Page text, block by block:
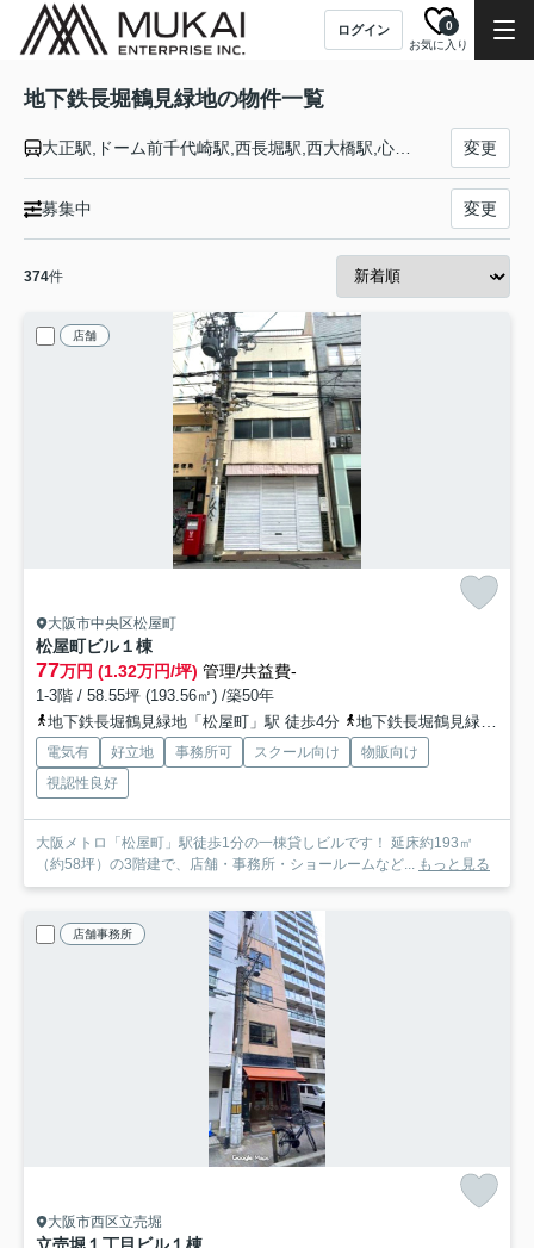
ログイン
お気に入り
0
地下鉄長堀鶴見緑地の物件一覧
変更
募集中 変更
374件
店舗
大阪市中央区松屋町
松屋町ビル１棟
77万円 (1.32万円/坪) 管理/共益費-
1-3階 / 58.55坪 (193.56㎡) /築50年
地下鉄長堀鶴見緑地「松屋町」駅 徒歩4分
地下鉄長堀鶴見緑地「長堀橋」駅 徒歩8分
電気有 好立地 事務所可 スクール向け
物販向け
視認性良好
大阪メトロ「松屋町」駅徒歩1分の一棟貸しビルです！ 延床約193㎡
（約58坪）の3階建で、店舗・事務所・ショールームなど... もっと見る
店舗事務所
大阪市西区立売堀